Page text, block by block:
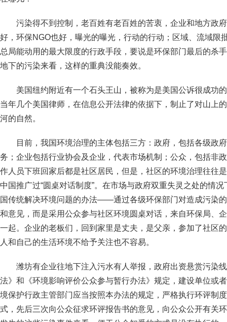
污染得不到控制，老百姓有老百姓的苦衷，企业和地方政
好，环保NGO也好，曝光的曝光，行动的行动；区域、流域限
总局能动用的最大限度的行政手段，要说是环保部门最后的杀
地下的污染来看，这样的重典没能奏效。
美国纽约附近有一个石头王山，被称为是美国公诉很成功
当年几个美国律师，在信息公开法律的依据下，制止了对山上
河的自然。
目前，我国环境治理的主体包括三方：政府，包括各级政
务；企业包括行业协会及企业，代表市场机制；公众，包括非
作人员下班回家后都是社区居民，但是，社区的环境治理往往
中国推广过“圆桌对话制度”。在市场与政府双重失灵之处的情
国传统解决环境问题的办法——通过各级环保部门对造成污染
和意见，而是采用公众参与社区环境圆桌对话，来自环保局、
一起。企业的老板们，回到家里是丈夫，是父亲，参加了社区
人和自己的生活环境不给予关注也不容易。
潍坊有企业往地下注入污水有人举报，政府出资悬赏污染
法》和《环境影响评价公众参与暂行办法》规定，建设单位或
境保护行政主管部门应当按照本办法的规定，严格执行环评制
式，先后三次向公众征求环评报告书的意见，向公众公开有关